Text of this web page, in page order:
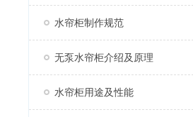
水帘柜制作规范
无泵水帘柜介绍及原理
水帘柜用途及性能